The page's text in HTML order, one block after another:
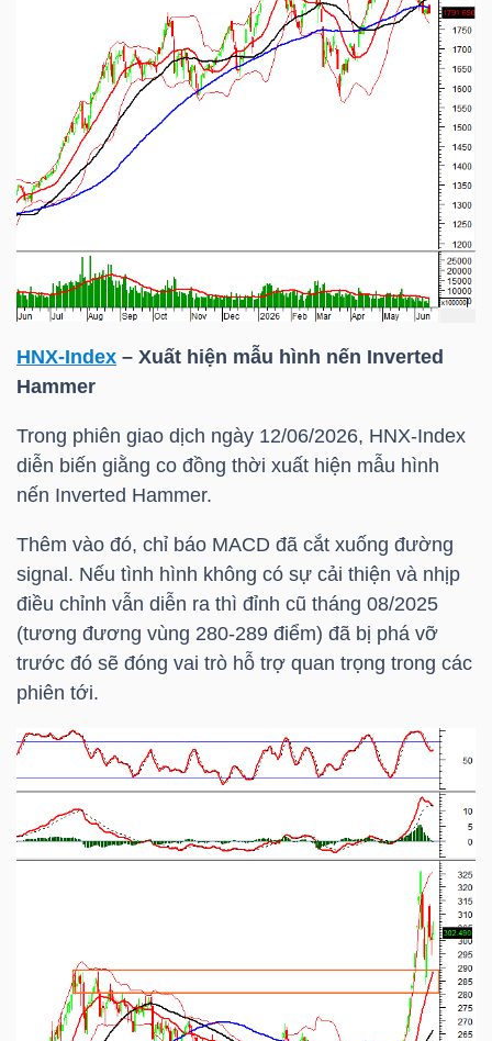
HNX-Index – Xuất hiện mẫu hình nến Inverted
Hammer
Trong phiên giao dịch ngày 12/06/2026, HNX-Index
diễn biến giằng co đồng thời xuất hiện mẫu hình
nến Inverted Hammer.
Thêm vào đó, chỉ báo MACD đã cắt xuống đường
signal. Nếu tình hình không có sự cải thiện và nhịp
điều chỉnh vẫn diễn ra thì đỉnh cũ tháng 08/2025
(tương đương vùng 280-289 điểm) đã bị phá vỡ
trước đó sẽ đóng vai trò hỗ trợ quan trọng trong các
phiên tới.
TRÁI
PHIẾU
CÔNG
CỤ
ĐẦU
TRUY
XUẤT
DỮ
LIỆU
Ngành
(-)
NĂNG
NGUYÊN